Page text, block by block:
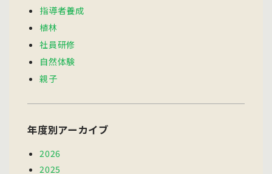
指導者養成
植林
社員研修
自然体験
親子
年度別アーカイブ
2026
2025